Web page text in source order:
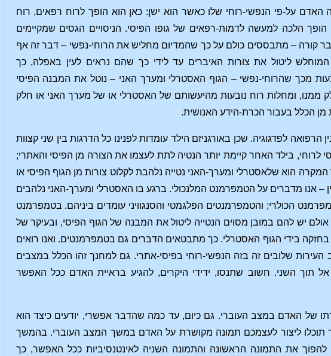
על-פי הנפשי-רוחי שלו כאשר הוא ישן: כאן הוא הופך לרוח רפאים, רוח
הופך הלכה למעשה לדמות-רפאים של גופו הפיסי. הניסויים הגסים שמקיימים
קורה – מתבססים כולם על כך שהמדיום מחליש את הרוחי-נפשי – דבר זה אף
ליטול את צורות האיברים עד לידי כך שהם נראים לעין באפלה, כך
מכך שהרוחי-נפשי – הגוף האסטרלי ומערך האני – נוטל את המבנה הפיסי
ממנו, ומחלות רוח נובעות מהיעשותם של האסטרלי או של מערך האני או חלק
מן הכלל בעבור הכרת-הידע האנושית.
לפדגוגיה. שכן באורגניזם הילד עומדות לפנינו כל הדרגות בין שני קצוות
לרוחי, בילד האחר קיימת יותר הנטיה לתת לעצמו את הצורה מן הפיסי והאתרי;
הוא שלאסטרלי ומערך-האני נטייה נלהבת לקלוט צורות מן הגוף הפיסי או
אנו מדברים על הטמפרמנט המלנכולי. ברגע בו האסטרלי ומערך-האני נלהבים
הכולרי; והטמפרמנטים הפלגמטי והסנגוויני עומדים ביניהם. בטמפרמנט
יש להם במובן מסוים הנטייה ליטול את המבנה של הגוף הפיסי, ובעיקר של
בידי הגוף האסטרלי. כך מתבטאים הדברים גם בטמפרמנטים. ואנו רואים
שלובים זה בזה הנפשי-רוחי בפיסי-אתרי. גם למחנך זהו הכלל במצבים
תוך השני. חשוב שתנסו, ידידי היקרים, להגיע בראיית האדם ככל האפשר
של האדם במצב העוברי. גם כיום, עד כמה שהדבר אפשרי, יודעים כיצד הוא
תוכלו ליצור לעצמכם תמונה מקושרת על האדם במשך המצב העוברי. בהמשך
את התמונה הראשונה והתמונה השניה לאינטנסיביות ככל האפשר, כך